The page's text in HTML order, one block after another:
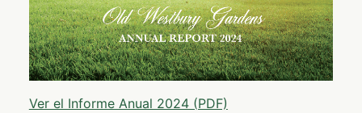
Ver el Informe Anual 2024 (PDF)